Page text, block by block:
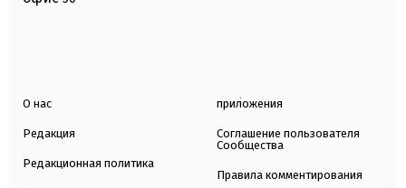
О нас
Редакция
Редакционная политика
приложения
Соглашение пользователя
Сообщества
Правила комментирования